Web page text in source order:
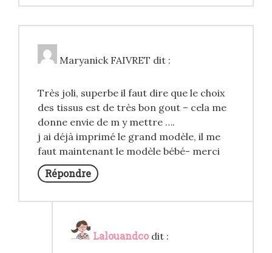
Maryanick FAIVRET dit :
Très joli, superbe il faut dire que le choix
des tissus est de très bon gout – cela me
donne envie de m y mettre ….
j ai déjà imprimé le grand modèle, il me
faut maintenant le modèle bébé- merci
Répondre
Lalouandco dit :